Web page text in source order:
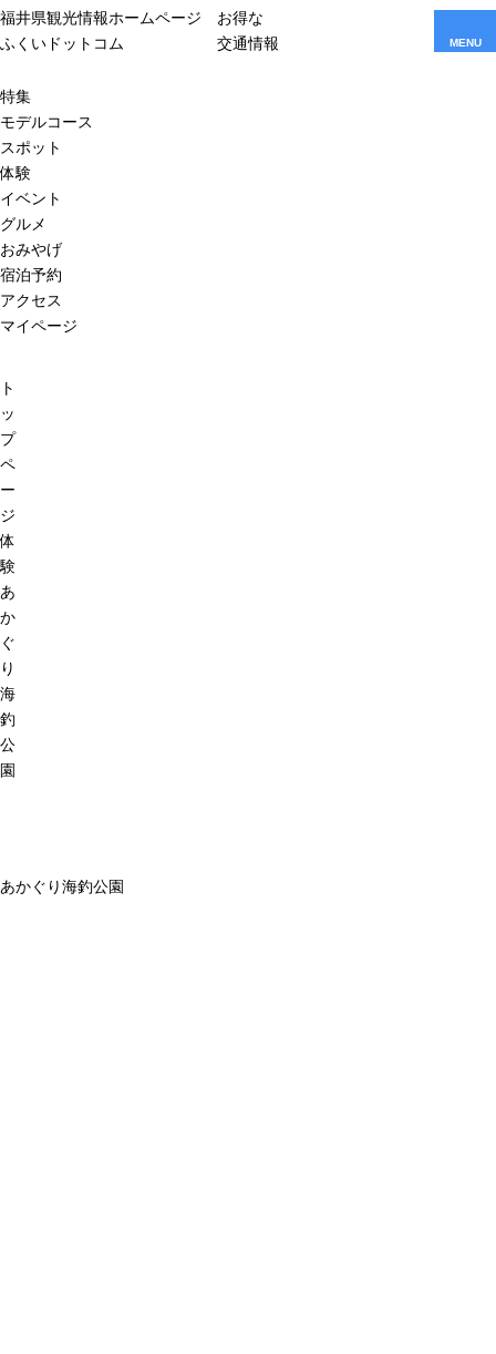
福井県観光情報ホームページ
ふくいドットコム
お得な
交通情報
MENU
特集
モデルコース
スポット
体験
イベント
グルメ
おみやげ
宿泊予約
アクセス
マイページ
ト
ッ
プ
ペ
ー
ジ
体
験
あ
か
ぐ
り
海
釣
公
園
あかぐり海釣公園